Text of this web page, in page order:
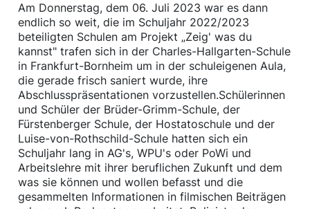
Am Donnerstag, dem 06. Juli 2023 war es dann
endlich so weit, die im Schuljahr 2022/2023
beteiligten Schulen am Projekt „Zeig' was du
kannst" trafen sich in der Charles-Hallgarten-Schule
in Frankfurt-Bornheim um in der schuleigenen Aula,
die gerade frisch saniert wurde, ihre
Abschlusspräsentationen vorzustellen.Schülerinnen
und Schüler der Brüder-Grimm-Schule, der
Fürstenberger Schule, der Hostatoschule und der
Luise-von-Rothschild-Schule hatten sich ein
Schuljahr lang in AG's, WPU's oder PoWi und
Arbeitslehre mit ihrer beruflichen Zukunft und dem
was sie können und wollen befasst und die
gesammelten Informationen in filmischen Beiträgen